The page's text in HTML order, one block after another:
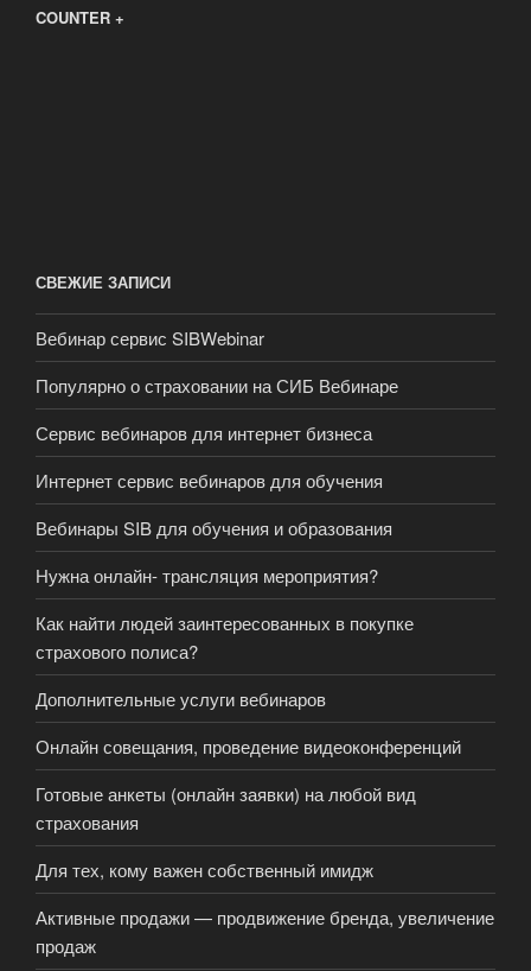
COUNTER +
СВЕЖИЕ ЗАПИСИ
Вебинар сервис SIBWebinar
Популярно о страховании на СИБ Вебинаре
Сервис вебинаров для интернет бизнеса
Интернет сервис вебинаров для обучения
Вебинары SIB для обучения и образования
Нужна онлайн- трансляция мероприятия?
Как найти людей заинтересованных в покупке
страхового полиса?
Дополнительные услуги вебинаров
Онлайн совещания, проведение видеоконференций
Готовые анкеты (онлайн заявки) на любой вид
страхования
Для тех, кому важен собственный имидж
Активные продажи — продвижение бренда, увеличение
продаж